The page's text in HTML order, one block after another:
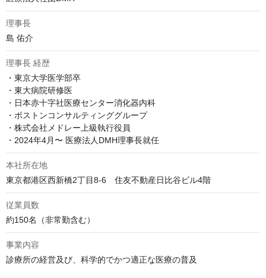
理事長
島 佑介
理事長 経歴
・東京大学医学部卒
・東大病院研修医
・日本赤十字社医療センター消化器内科
・ボストンコンサルティンググループ
・株式会社メドレー上級執行役員
・2024年4月〜 医療法人DMH理事長就任
本社所在地
東京都港区西新橋2丁目8-6　住友不動産日比谷ビル4階
従業員数
約150名（非常勤含む）
事業内容
診療所の経営及び、科学的でかつ適正な医療の普及